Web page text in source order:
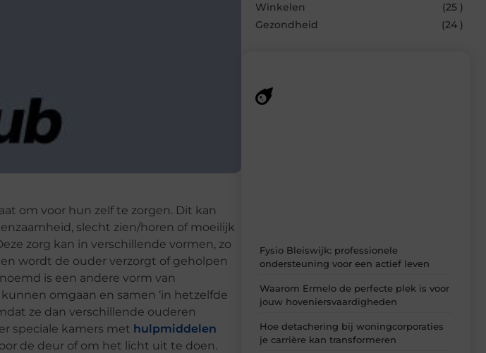
om voor hun zelf te zorgen. Dit kan
slecht zien/horen of moeilijk
zorg kan in verschillende vormen, zo
wordt de ouder verzorgt of geholpen
is een andere vorm van
omgaan en samen ‘in hetzelfde
ze dan verschillende ouderen
speciale kamers met hulpmiddelen
de deur of om het licht uit te doen.
Winkelen
(25 )
Gezondheid
(24 )
Fysio Bleiswijk: professionele
ondersteuning voor een actief leven
Waarom Ermelo de perfecte plek is voor
jouw hoveniersvaardigheden
Hoe detachering bij woningcorporaties
je carrière kan transformeren